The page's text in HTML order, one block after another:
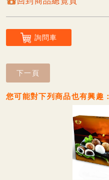
香脆蛋捲系列
風味麻糬(派)餅系列
詢問車
下一頁
您可能對下列商品也有興趣：